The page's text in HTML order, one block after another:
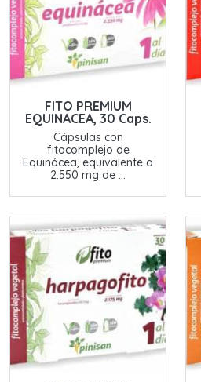
FITO PREMIUM
EQUINACEA, 30 Caps.
Cápsulas con
fitocomplejo de
Equinácea, equivalente a
2.550 mg de ...